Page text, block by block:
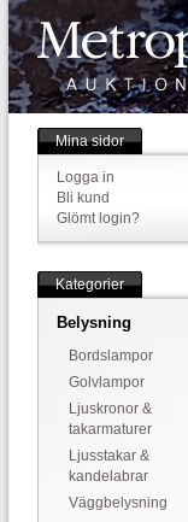
Mina sidor
Logga in
Bli kund
Glömt login?
Kategorier
Belysning
Bordslampor
Golvlampor
Ljuskronor &
takarmaturer
Ljusstakar &
kandelabrar
Väggbelysning